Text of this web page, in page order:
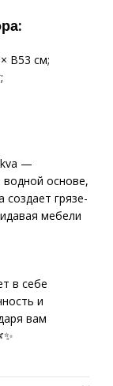
В53 см;
—
водной основе,
грязе-
мебели
в себе
и
вам